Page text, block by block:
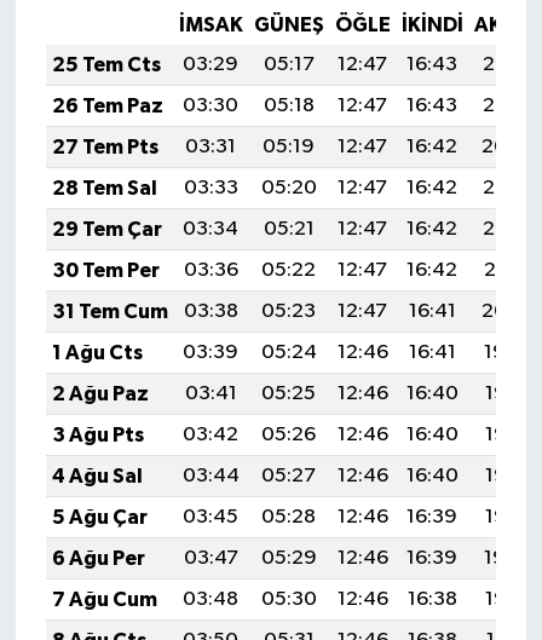
İMSAK GÜNEŞ ÖĞLE İKINDI
25 Tem Cts
03:29 05:17 12:47 16:43
20:06
26 Tem Paz
03:30 05:18 12:47 16:43
20:05
27 Tem Pts
03:31 05:19 12:47 16:42
20:04
28 Tem Sal
03:33 05:20 12:47 16:42
20:03
29 Tem Çar
03:34 05:21 12:47 16:42
20:02
30 Tem Per
03:36 05:22 12:47 16:42
20:01
31 Tem Cum
03:38 05:23 12:47 16:41
20:00
1 Ağu Cts
03:39 05:24 12:46 16:41
19:59
2 Ağu Paz
03:41 05:25 12:46 16:40
19:58
3 Ağu Pts
03:42 05:26 12:46 16:40
19:57
4 Ağu Sal
03:44 05:27 12:46 16:40
19:56
5 Ağu Çar
03:45 05:28 12:46 16:39
19:55
6 Ağu Per
03:47 05:29 12:46 16:39
19:54
7 Ağu Cum
03:48 05:30 12:46 16:38
19:52